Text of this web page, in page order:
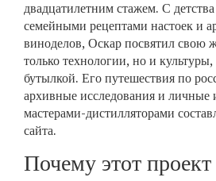
двадцатилетним стажем. С
семейными рецептами настоек и
виноделов, Оскар посвятил свою
только технологии, но и
бутылкой. Его путешествия по
архивные исследования и личные
мастерами-дистилляторами
сайта.
Почему этот